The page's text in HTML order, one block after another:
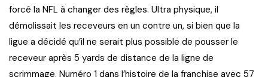
forcé la NFL à changer des règles. Ultra physique, il
démolissait les receveurs en un contre un, si bien que la
ligue a décidé qu’il ne serait plus possible de pousser le
receveur après 5 yards de distance de la ligne de
scrimmage. Numéro 1 dans l’histoire de la franchise avec 57